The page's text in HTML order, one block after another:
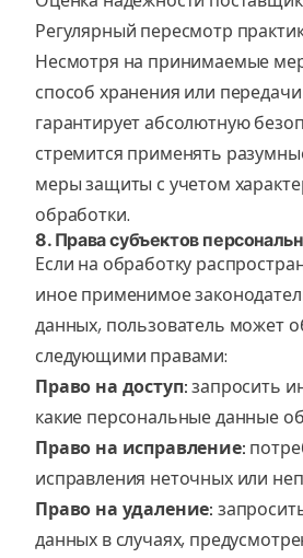
Регулярный пересмотр
Несмотря на принимаемые
способ хранения или
гарантирует абсолютную
стремится применять
меры защиты с учетом
обработки.
8. Права субъектов
Если на обработку
иное применимое
данных, пользователь может
следующими правами:
Право на доступ:запросить
какие персональные данные
Право на исправление:
исправления неточных или
Право на удаление:
данных в случаях,